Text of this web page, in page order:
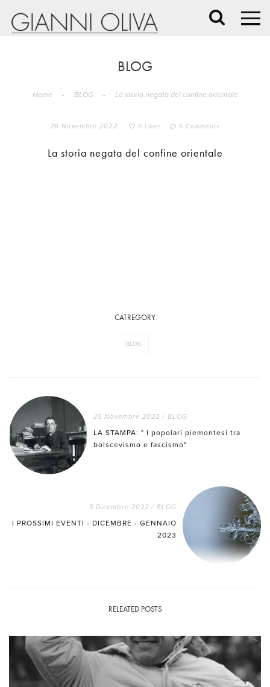
BLOG
Home - BLOG - La storia negata del confine orientale
26 Novembre 2022 0 Likes 0 Comments
La storia negata del confine orientale
CATREGORY
BLOG
25 Novembre 2022 / BLOG
LA STAMPA: " I popolari piemontesi tra
bolscevismo e fascismo"
5 Dicembre 2022 / BLOG
I PROSSIMI EVENTI - DICEMBRE - GENNAIO
2023
RELEATED POSTS